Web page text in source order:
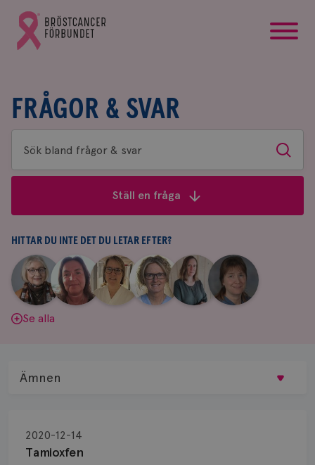
Gå
till
Bröstcancerförbundets
FRÅGOR & SVAR
Sök
bland
&
svar
Sök
Ställ en fråga
HITTAR DU INTE DET DU LETAR EFTER?
Aina
Johnsson
|
Anne
Andersson
Fredrika
Killander
|
Jeanette
Bäcklund
|
Maria
Edegran
|
Yvette
Andersson
Se alla
Tamioxfen
2020-12-14
Ämnen
Biopsi